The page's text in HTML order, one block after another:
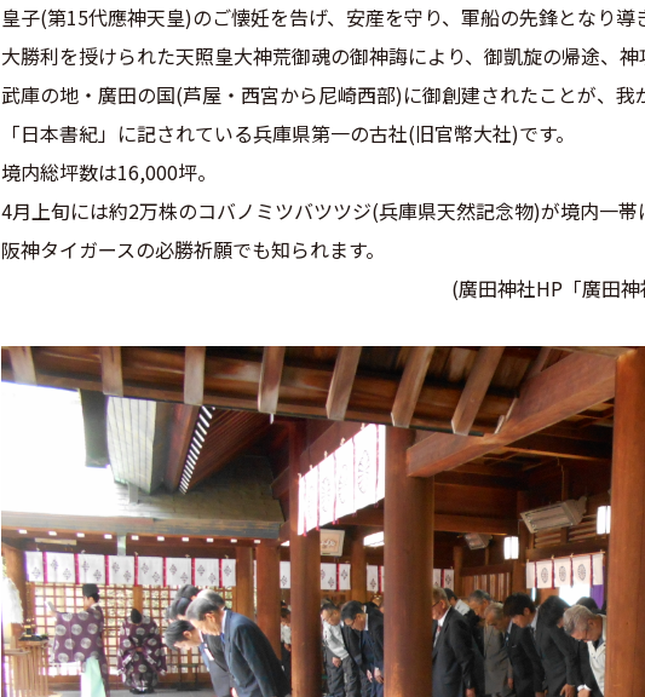
皇子(第15代應神天皇)のご懐妊を告げ、安産を守り、軍船の先鋒となり導
大勝利を授けられた天照皇大神荒御魂の御神誨により、御凱旋の帰途、神
武庫の地・廣田の国(芦屋・西宮から尼崎西部)に御創建されたことが、我
「日本書紀」に記されている兵庫県第一の古社(旧官幣大社)です。
境内総坪数は16,000坪。
4月上旬には約2万株のコバノミツバツツジ(兵庫県天然記念物)が境内一帯
阪神タイガースの必勝祈願でも知られます。
(廣田神社HP「廣田神社のご案内